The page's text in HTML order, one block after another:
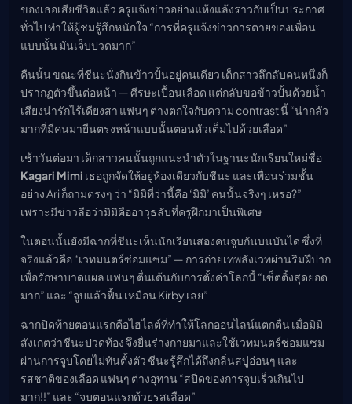
ของเธอเสียชีวิตแล้ว ครูแจ้งข่าวอย่างแห้งแล้งราวกับเป็นประกาศ
ทั่วไป ทำให้ผู้ชมรู้สึกหนักใจ “การที่ครูแจ้งข่าวการตายของเพื่อน
แบบนั้น มันเจ็บปวดมาก”
คืนนั้น ขณะที่ชีนะนั่งกินข้าวปั้นอยู่คนเดียว เด็กสาวลึกลับคนหนึ่งก็
ปรากฏตัวขึ้นต่อหน้า — ศีรษะเปื้อนเลือด แต่กลับขอข้าวปั้นด้วยน้ำ
เสียงน่ารักไร้เดียงสา แฟนๆ ต่างตกใจกับความ contrast นี้ “น่ากลัว
มากที่มีคนมายืนตรงหน้าแบบนั้นตอนหัวเต็มไปด้วยเลือด”
เช้าวันต่อมา เด็กสาวคนนั้นถูกแนะนำตัวในฐานะนักเรียนใหม่ชื่อ
Kagari Mimi เธอถูกจัดให้อยู่ห้องเดียวกับชีนะ และเพื่อนร่วมชั้น
อย่าง Ari ก็ถามตรงๆ ว่า “มิมิที่ว่านี้คือ ‘มิมิ’ คนนั้นจริงๆ เหรอ?”
เพราะมีข่าวลือว่ามิมิคืออาวุธลับที่ครูฝึกมาเป็นพิเศษ
ในตอนนั้นยังมีฉากที่ชีนะเห็นนักเรียนสองคนจูบกันบนบันได ซึ่งที่
จริงแล้วคือ “เวทมนตร์ซ่อมแซม” — การถ่ายเทพลังเวทผ่านริมฝีปาก
เพื่อรักษาบาดแผล แฟนๆ ตื่นเต้นกับการตั้งค่าโลกนี้ “เซ็ตติ้งสุดยอด
มาก” และ “จูบแล้วฟื้น เหมือน Kirby เลย”
ฉากปิดท้ายตอนแรกคือไฮไลต์ที่ทำให้โลกออนไลน์แตกตื่น เมื่อมิมิ
สังเกตว่าชีนะปวดท้อง จึงยื่นร่างกายมาและใช้เวทมนตร์ซ่อมแซม
ผ่านการจูบโดยไม่ทันตั้งตัว ชีนะรู้สึกได้ถึงกลิ่นสบู่อ่อนๆ และ
รสชาติของเลือด แฟนๆ ต่างอุทาน “สปีดของการจูบเร็วเกินไป
มาก!!” และ “จบตอนแรกด้วยรสเลือด”